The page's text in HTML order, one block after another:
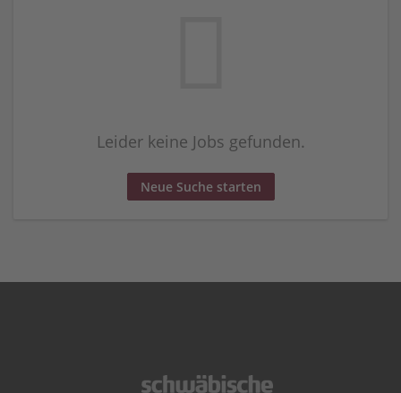
Leider keine Jobs gefunden.
Neue Suche starten